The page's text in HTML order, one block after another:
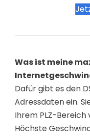
Was ist meine
Dafür gibt es den
Adressdaten ein.
Ihrem PLZ-Bereich
Höchste